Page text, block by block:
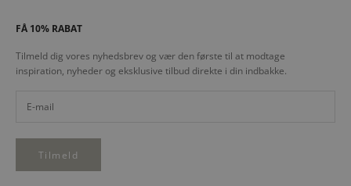
FÅ 10% RABAT
Tilmeld dig vores nyhedsbrev og vær den første til at modtage
inspiration, nyheder og eksklusive tilbud direkte i din indbakke.
Tilmeld